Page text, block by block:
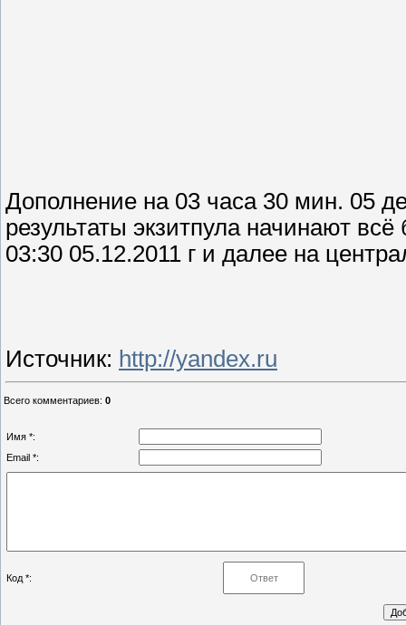
Дополнение на 03 часа 30 мин. 05
результаты экзитпула начинают
03:30 05.12.2011 г и далее на
Источник: http://yandex.ru
Всего комментариев: 0
Имя *:
Email *:
Код *: